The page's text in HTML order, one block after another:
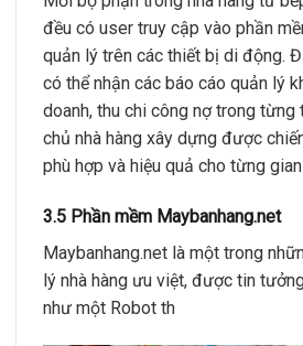
đều có user truy cập vào phần
quản lý trên các thiết bị di động.
có thể nhận các báo cáo quản lý
doanh, thu chi công nợ trong từng
chủ nhà hàng xây dựng được
phù hợp và hiệu quả cho từng
3.5 Phần mềm Maybanhang.net
Maybanhang.net là một trong
lý nhà hàng ưu việt, được tin
như một Robot th